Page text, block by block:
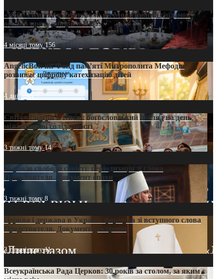
«Кейс Тихона» у Тернополі: як Молитовний сніданок
оголив кризу довіри в ПЦУ
4 місяці тому156
AngelicBot: як Фонд пам’яті Митрополита Мефодія
розвиває цифрову катехизацію дітей
4 дні тому7
Світові лідери в Києві: богословський погляд на день
міжнародної солідарності
3 тижні тому14
35 років свободи совісті: періодизація зі слова
Предстоятеля. Документ епохи
3 тижні тому 8
Церква і держава в Україні: формула зі вступного слова
Предстоятеля. Документ доктрини
3 тижні тому11
Всеукраїнська Рада Церков: 30 років за столом, за яким є